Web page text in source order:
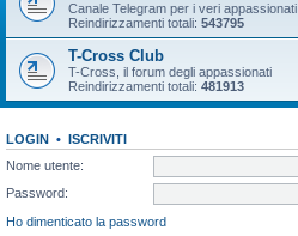
Canale Telegram per i veri appassionati
Reindirizzamenti totali: 543795
T-Cross Club
T-Cross, il forum degli appassionati
Reindirizzamenti totali: 481913
LOGIN • ISCRIVITI
Nome utente:
Password:
Ho dimenticato la password